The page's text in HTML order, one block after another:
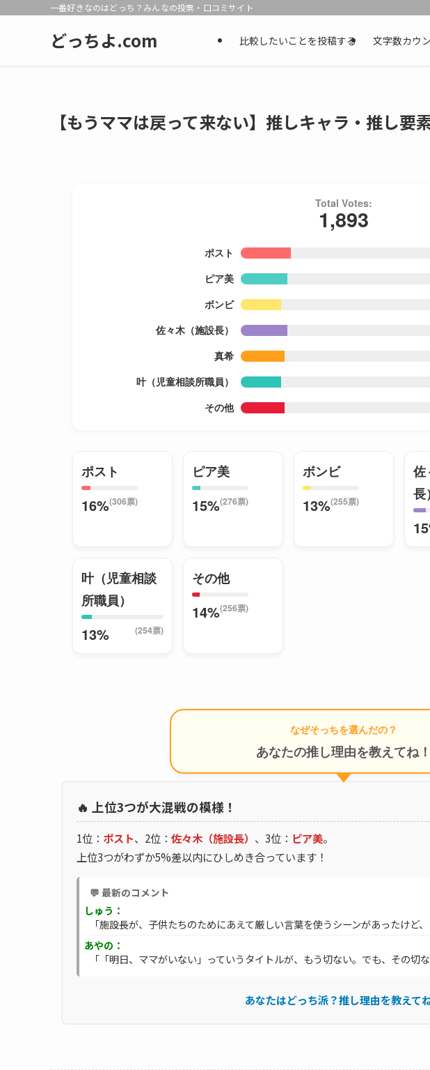
一番好きなのはどっち？みんなの投票・口コミサイト
どっちよ.com 比較したいことを投稿する 文字数カウ
【もうママは戻って来ない】推しキャラ・推し要
Total Votes:
1,893
ポスト
ピア美
ボンビ
佐々木（施設長）
真希
叶（児童相談所職員）
その他
ポスト
16%(306票)
ピア美
15%(276票)
ボンビ
13%(255票)
佐
長）
叶（児童相談
所職員）
13% (254票)
その他
14%(256票)
なぜそっちを選んだの？
あなたの推し理由を教えてね！
🔥 上位3つが大混戦の模様！
1位： ポスト、2位： 佐々木（施設長） 、3位： ピア美。
上位3つがわずか5%差以内にひしめき合っています！
💬 最新のコメント
しゅう：
「施設長が、子供たちのためにあえて厳しい言葉を使うシーンがあったけど、
あやの：
「「明日、ママがいない」っていうタイトルが、もう切ない。でも、その切な
あなたはどっち派？推し理由を教えて